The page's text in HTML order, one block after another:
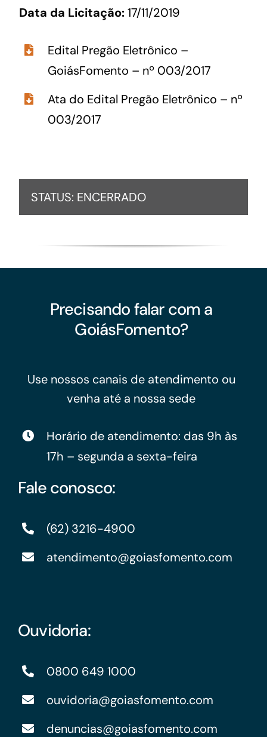
Data da Licitação:17/11/2019
Edital Pregão Eletrônico –
GoiásFomento – nº 003/2017
Ata do Edital Pregão Eletrônico – nº
003/2017
STATUS: ENCERRADO
Precisando falar com a
GoiásFomento?
Use nossos canais de atendimento ou
venha até a nossa sede
Horário de atendimento: das 9h às
17h – segunda a sexta-feira
Fale conosco:
(62) 3216-4900
atendimento@goiasfomento.com
Ouvidoria:
0800 649 1000
ouvidoria@goiasfomento.com
denuncias@goiasfomento.com